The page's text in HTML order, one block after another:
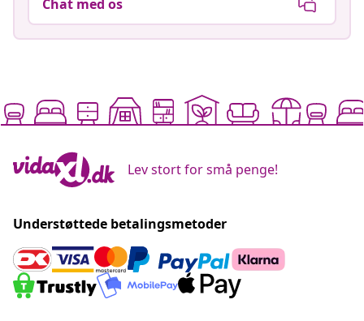
Chat med os
Lev stort for små penge!
Understøttede betalingsmetoder